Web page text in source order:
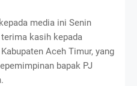
media ini Senin
kasih kepada
Aceh Timur, yang
bapak PJ